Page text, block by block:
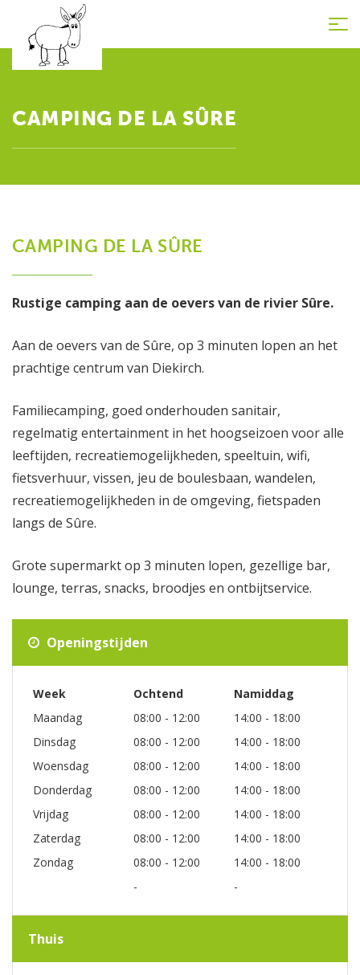
CAMPING DE LA SÛRE
CAMPING DE LA SÛRE
Rustige camping aan de oevers van de rivier Sûre.
Aan de oevers van de Sûre, op 3 minuten lopen an het
prachtige centrum van Diekirch.
Familiecamping, goed onderhouden sanitair,
regelmatig entertainment in het hoogseizoen voor alle
leeftijden, recreatiemogelijkheden, speeltuin, wifi,
fietsverhuur, vissen, jeu de boulesbaan, wandelen,
recreatiemogelijkheden in de omgeving, fietspaden
langs de Sûre.
Grote supermarkt op 3 minuten lopen, gezellige bar,
lounge, terras, snacks, broodjes en ontbijtservice.
Openingstijden
Week Ochtend
Namiddag
Maandag
08:00 - 12:00
14:00 - 18:00
Dinsdag
08:00 - 12:00
14:00 - 18:00
Woensdag
08:00 - 12:00
14:00 - 18:00
Donderdag
08:00 - 12:00
14:00 - 18:00
Vrijdag
08:00 - 12:00
14:00 - 18:00
Zaterdag
08:00 - 12:00
14:00 - 18:00
Zondag
08:00 - 12:00
14:00 - 18:00
-
-
Thuis